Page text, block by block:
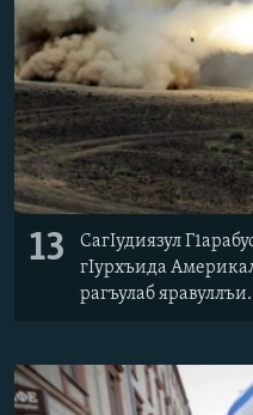
13
СагIудиязул
гIурхъида
рагъулаб